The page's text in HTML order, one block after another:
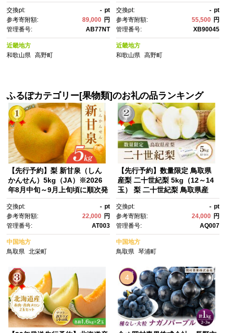
交換pt: - pt
参考寄附額:
89,000 円
管理番号:
AB77NT
近畿地方
和歌山県
高野町
交換pt: - pt
参考寄附額:
55,500 円
管理番号:
XB90045
近畿地方
和歌山県 高野町
ふるぽカテゴリー[果物類]のお礼の品ランキング
【先行予約】梨 新甘泉（しん
かんせん）5kg（JA）※2026
年8月中旬～9月上旬頃に順次発
ルーツ 果物 鳥取県 北栄町 おす
すめ 人気】
交換pt: - pt
参考寄附額:
22,000 円
管理番号:
AT003
中国地方
鳥取県
北栄町
【先行予約】数量限定 鳥取県
産梨 二十世紀梨 5kg（12～14
玉） 梨 二十世紀梨 鳥取県産
kg 鳥取県産二十世紀梨 新鮮 先
行予約 美味しい おいしい 人
気 甘い おすすめ 梨 梨先行予
約 鳥取 鳥取県産 琴浦町 梨
交換pt: - pt
参考寄附額:
24,000 円
管理番号:
AQ007
中国地方
鳥取県 琴浦町
4